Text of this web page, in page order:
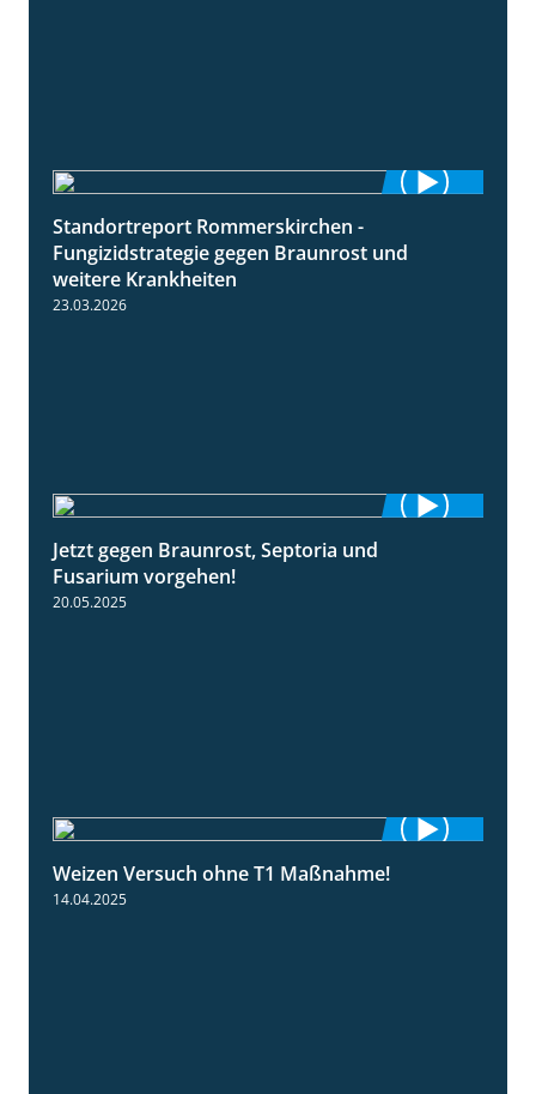
Standortreport Rommerskirchen -
Fungizidstrategie gegen Braunrost und
weitere Krankheiten
23.03.2026
Jetzt gegen Braunrost, Septoria und
Fusarium vorgehen!
20.05.2025
Weizen Versuch ohne T1 Maßnahme!
14.04.2025